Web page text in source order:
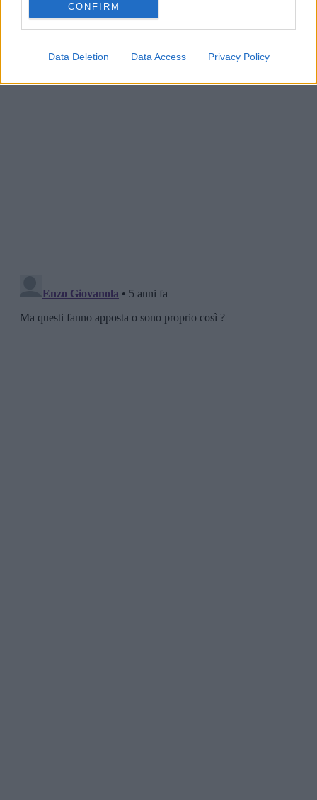
CONFIRM
Data Deletion Data Access Privacy Policy